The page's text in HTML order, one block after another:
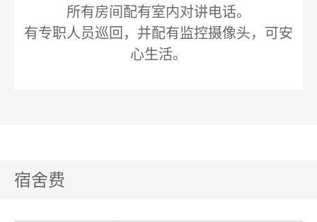
所有房间配有室内对讲电话。
有专职人员巡回，并配有监控摄像头，可安
心生活。
宿舍费